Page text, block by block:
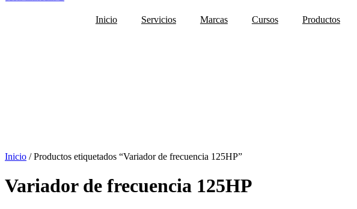
Inicio Servicios Marcas Cursos Productos
Inicio / Productos etiquetados “Variador de frecuencia 125HP”
Variador de frecuencia 125HP